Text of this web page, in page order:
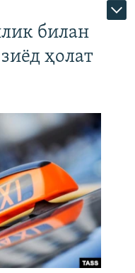
билан
ҳолат